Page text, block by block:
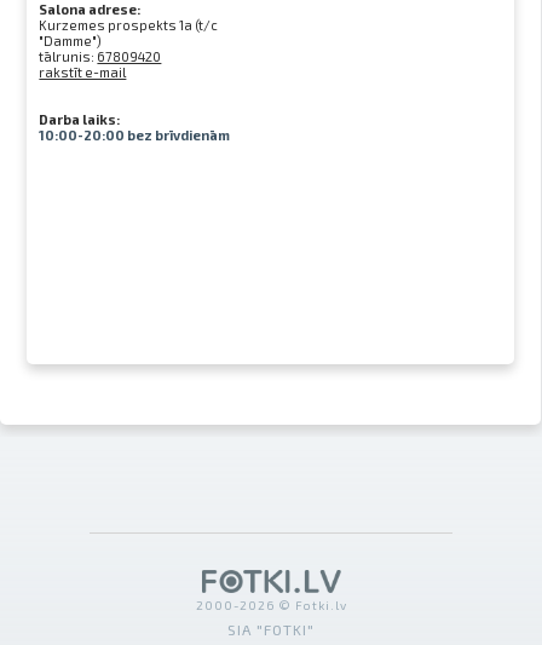
Salona adrese:
Kurzemes prospekts 1a (t/c
"Damme")
tālrunis: 67809420
rakstīt e-mail
Darba laiks:
10:00-20:00 bez brīvdienām
2000-2026 © Fotki.lv
SIA "FOTKI"